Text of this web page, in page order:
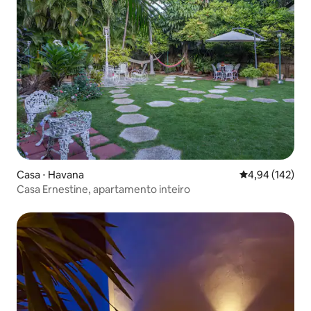
Casa ⋅ Havana 4,94 de uma
4,94 (142)
Casa Ernestine, apartamento inteiro